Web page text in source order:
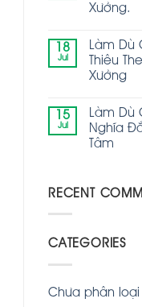
Xưởng.
18
Jul
Làm Dù
Thiêu
Xưởng
15
Jul
Làm
Nghĩa
Tâm
RECENT
CATEGORIES
Chưa phân loại